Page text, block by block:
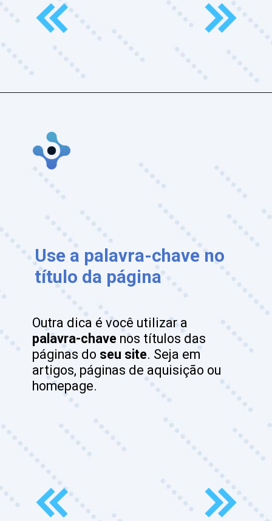
palavra-chave nos títulos das
páginas do seu site. Seja em
artigos, páginas de aquisição ou
homepage.
Use a palavra-chave no
título da página